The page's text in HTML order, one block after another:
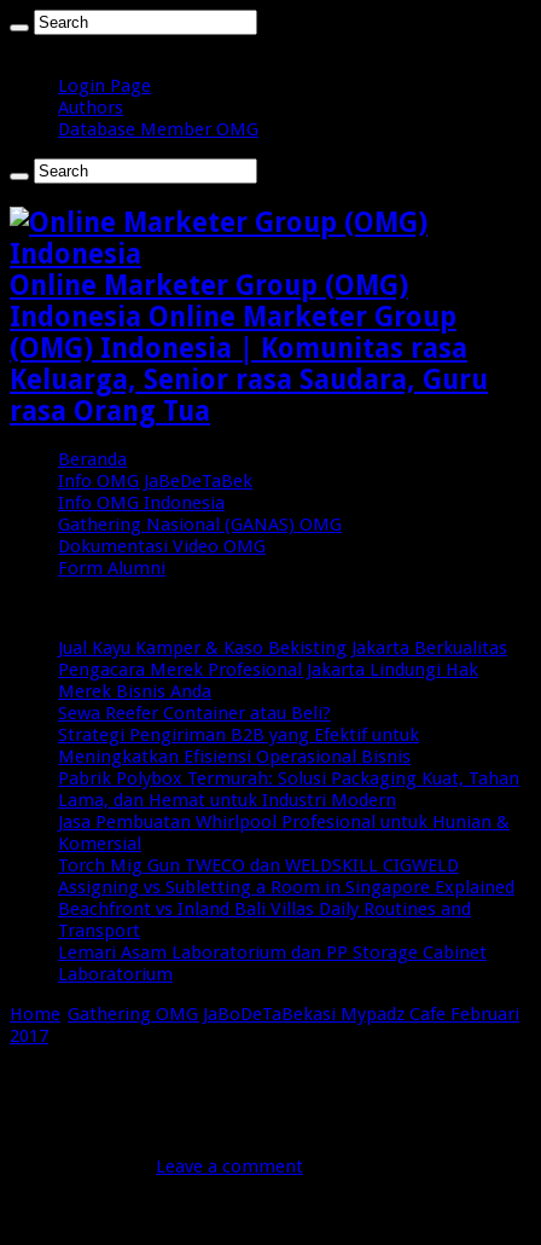
Login Page
Authors
Database Member OMG
Online Marketer Group (OMG)
Indonesia Online Marketer Group
(OMG) Indonesia | Komunitas rasa
Keluarga, Senior rasa Saudara, Guru
rasa Orang Tua
Beranda
Info OMG JaBeDeTaBek
Info OMG Indonesia
Gathering Nasional (GANAS) OMG
Dokumentasi Video OMG
Form Alumni
Jual Kayu Kamper & Kaso Bekisting Jakarta Berkualitas
Pengacara Merek Profesional Jakarta Lindungi Hak
Merek Bisnis Anda
Sewa Reefer Container atau Beli?
Strategi Pengiriman B2B yang Efektif untuk
Meningkatkan Efisiensi Operasional Bisnis
Pabrik Polybox Termurah: Solusi Packaging Kuat, Tahan
Lama, dan Hemat untuk Industri Modern
Jasa Pembuatan Whirlpool Profesional untuk Hunian &
Komersial
Torch Mig Gun TWECO dan WELDSKILL CIGWELD
Assigning vs Subletting a Room in Singapore Explained
Beachfront vs Inland Bali Villas Daily Routines and
Transport
Lemari Asam Laboratorium dan PP Storage Cabinet
Laboratorium
Home Gathering OMG JaBoDeTaBekasi Mypadz Cafe Februari
2017
Leave a comment